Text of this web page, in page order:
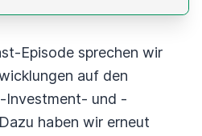
Episode sprechen wir
auf den
Investment- und -
haben wir erneut